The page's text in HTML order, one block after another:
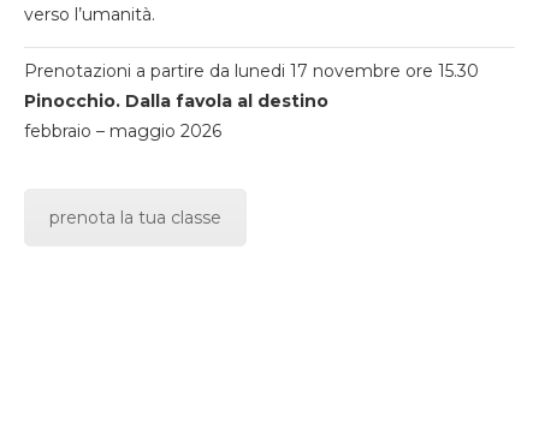
verso l’umanità.
Prenotazioni a partire da lunedi 17 novembre ore 15.30
Pinocchio. Dalla favola al destino
febbraio – maggio 2026
prenota la tua classe